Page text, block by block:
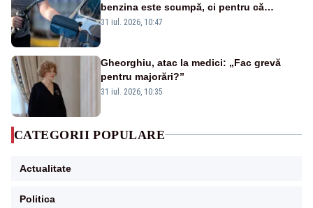
benzina este scumpă, ci pentru că
benzina ieftină e taxată scump
31 iul. 2026, 10:47
Gheorghiu, atac la medici: „Fac grevă
pentru majorări?”
31 iul. 2026, 10:35
CATEGORII POPULARE
Actualitate
Politica